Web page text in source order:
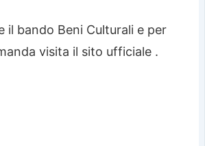
il bando Beni Culturali e per
visita il sito ufficiale .